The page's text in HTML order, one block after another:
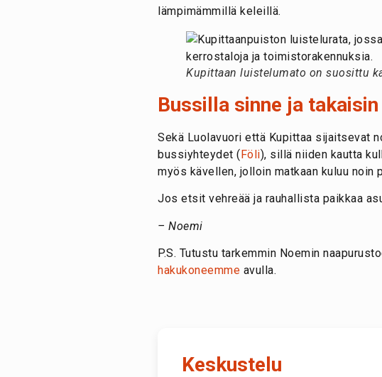
lämpimämmillä keleillä.
Kupittaan luistelumato on suosittu
Bussilla sinne ja takaisin
Sekä Luolavuori että Kupittaa sijaitsevat
bussiyhteydet (Föli), sillä niiden kautta
myös kävellen, jolloin matkaan kuluu noin
Jos etsit vehreää ja rauhallista paikkaa
– Noemi
P.S. Tutustu tarkemmin Noemin
hakukoneemme avulla.
Keskustelu